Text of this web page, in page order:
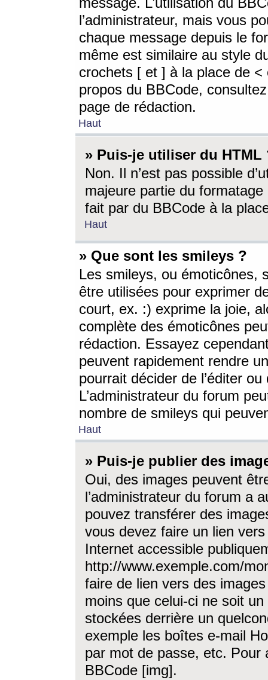
l’administrateur, mais vous
chaque message depuis le
même est similaire au style
crochets [ et ] à la place de <
propos du BBCode,
page de rédaction.
Haut
» Puis-je utiliser du HTML
Non. Il n’est pas possible
majeure partie du
fait par du BBCode à la
Haut
» Que sont les smileys ?
Les smileys, ou émoticônes,
être utilisées pour exprimer
court, ex. :) exprime la joie,
complète des émoticônes
rédaction. Essayez
peuvent rapidement rendre
pourrait décider de l’éditer
L’administrateur du forum
nombre de smileys qui
Haut
» Puis-je publier des
Oui, des images peuvent
l’administrateur du forum a
pouvez transférer des
vous devez faire un lien
Internet accessible
http://www.exemple.com/
faire de lien vers des
moins que celui-ci ne soit
stockées derrière un
exemple les boîtes e-mail
par mot de passe, etc. Pour
BBCode [img].